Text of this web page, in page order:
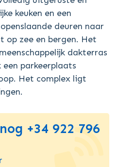
keuken en een
deuren naar
zee en bergen. Het
dakterras
parkeerplaats
Het complex ligt
+34 922 796